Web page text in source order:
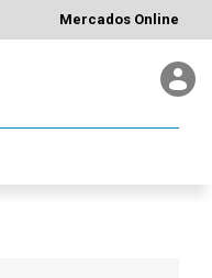
Mercados Online